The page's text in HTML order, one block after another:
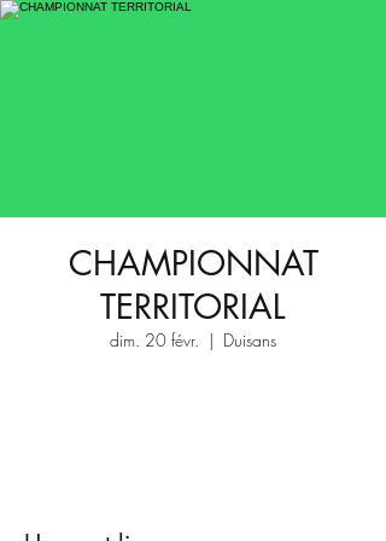
CHAMPIONNAT
TERRITORIAL
dim. 20 févr.
  |
Duisans